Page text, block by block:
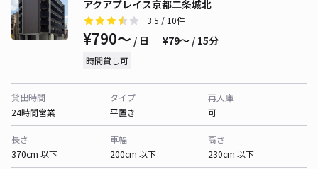
アクアプレイス京都二条城北
3.5 / 10件
¥790〜 / 日 ¥79〜 / 15分
時間貸し可
貸出時間
24時間営業
タイプ
平置き
再入庫
可
長さ
370cm 以下
車幅
200cm 以下
高さ
230cm 以下